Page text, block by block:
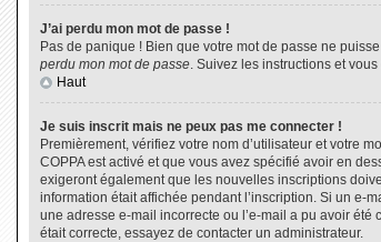
J’ai perdu mon mot de passe !
Pas de panique ! Bien que votre mot de passe ne
perdu mon mot de passe. Suivez les instructions et
Haut
Je suis inscrit mais ne peux pas me connecter !
Premièrement, vérifiez votre nom d’utilisateur et votre
COPPA est activé et que vous avez spécifié avoir en
exigeront également que les nouvelles inscriptions
information était affichée pendant l’inscription. Si un e-
une adresse e-mail incorrecte ou l’e-mail a pu avoir
était correcte, essayez de contacter un administrateur.